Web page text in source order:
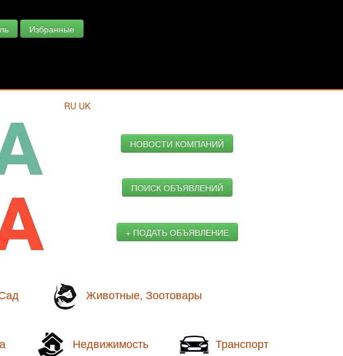
Избранные
RU UK
НОВОСТИ КОМПАНИЙ
ПОИСК ОБЪЯВЛЕНИЙ
+ ПОДАТЬ ОБЪЯВЛЕНИЕ
Животные, Зоотовары
Недвижимость Транспорт